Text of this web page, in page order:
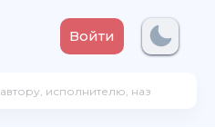
Войти